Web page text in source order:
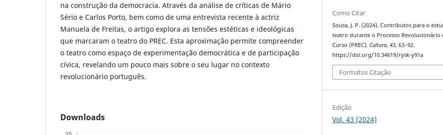
na construção da democracia. Através da análise de críticas de Mário
Sério e Carlos Porto, bem como de uma entrevista recente à actriz
Manuela de Freitas, o artigo explora as tensões estéticas e ideológicas
que marcaram o teatro do PREC. Esta aproximação permite compreender
o teatro como espaço de experimentação democrática e de participação
cívica, revelando um pouco mais sobre o seu lugar no contexto
revolucionário português.
Downloads
Como Citar
Sousa, J. P. (2024). Contributos para o
teatro durante o Processo Revolucionário
Curso (PREC).Cultura,43, 63–92.
https://doi.org/10.34619/rysk-y91a
Formatos Citação
Edição
Vol. 43 (2024)